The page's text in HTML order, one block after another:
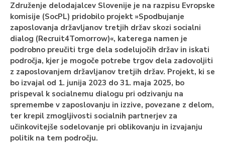
Združenje delodajalcev Slovenije je na razpisu Evropske
komisije (SocPL) pridobilo projekt »Spodbujanje
zaposlovanja državljanov tretjih držav skozi socialni
dialog (Recruit4Tomorrow)«, katerega namen je
podrobno preučiti trge dela sodelujočih držav in iskati
področja, kjer je mogoče potrebe trgov dela zadovoljiti
z zaposlovanjem državljanov tretjih držav. Projekt, ki se
bo izvajal od 1. junija 2023 do 31. maja 2025, bo
prispeval k socialnemu dialogu pri odzivanju na
spremembe v zaposlovanju in izzive, povezane z delom,
ter krepil zmogljivosti socialnih partnerjev za
učinkovitejše sodelovanje pri oblikovanju in izvajanju
politik na tem področju.